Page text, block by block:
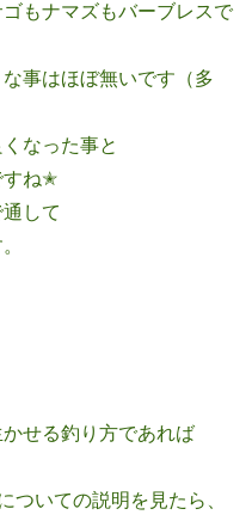
もナマズもバーブレスで
事はほぼ無いです（多
なった事と
すね✭
して
せる釣り方であれば
ついての説明を見たら、